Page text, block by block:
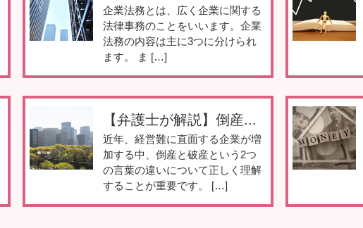
企業法務とは、広く企業に関する
法律事務のことをいいます。企業
法務の内容は主に3つに分けられ
ます。 ま […]
【弁護士が解説】倒産...
近年、経営難に直面する企業が増
加する中、倒産と破産という2つ
の言葉の違いについて正しく理解
することが重要です。 […]